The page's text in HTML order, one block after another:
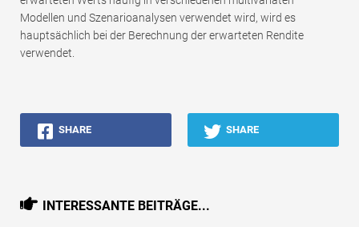
Modellen und Szenarioanalysen verwendet wird, wird es
hauptsächlich bei der Berechnung der erwarteten Rendite
verwendet.
SHARE SHARE
INTERESSANTE BEITRÄGE...